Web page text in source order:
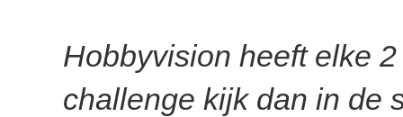
Hobbyvision heeft elke
challenge kijk dan in de